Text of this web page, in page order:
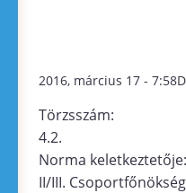
2016, március 17 -
Törzsszám:
4.2.
Norma keletkeztetője:
II/III. Csoportfőnökség